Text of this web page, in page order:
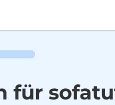
für